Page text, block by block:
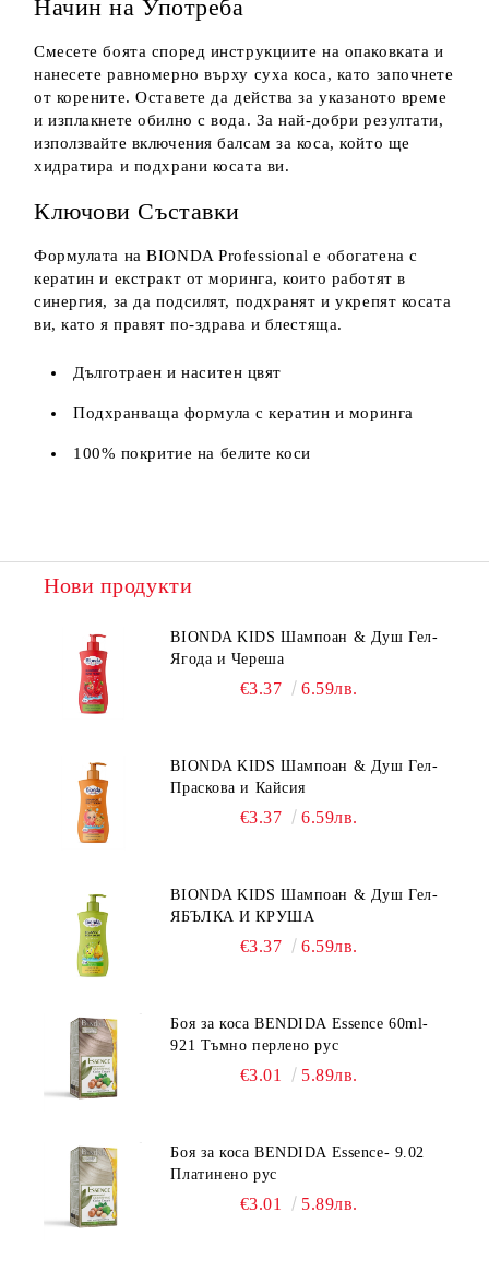
Начин на Употреба
Смесете боята според инструкциите на опаковката и
нанесете равномерно върху суха коса, като започнете
от корените. Оставете да действа за указаното време
и изплакнете обилно с вода. За най-добри резултати,
използвайте включения балсам за коса, който ще
хидратира и подхрани косата ви.
Ключови Съставки
Формулата на BIONDA Professional е обогатена с
кератин и екстракт от моринга, които работят в
синергия, за да подсилят, подхранят и укрепят косата
ви, като я правят по-здрава и блестяща.
Дълготраен и наситен цвят
Подхранваща формула с кератин и моринга
100% покритие на белите коси
Нови продукти
BIONDA KIDS Шампоан & Душ Гел-
Ягода и Череша
€3.37 6.59лв.
BIONDA KIDS Шампоан & Душ Гел-
Праскова и Кайсия
€3.37 6.59лв.
BIONDA KIDS Шампоан & Душ Гел-
ЯБЪЛКА И КРУША
€3.37 6.59лв.
Боя за коса BENDIDA Essence 60ml-
921 Тъмно перлено рус
€3.01 5.89лв.
Боя за коса BENDIDA Essence- 9.02
Платинено рус
€3.01 5.89лв.